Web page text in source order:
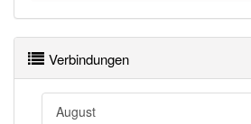
Verbindungen
August